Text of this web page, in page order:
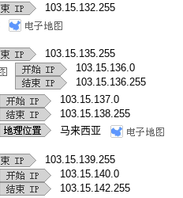
103.15.132.255
103.15.135.255
103.15.136.0
103.15.136.255
103.15.137.0
103.15.138.255
马来西亚
103.15.139.255
103.15.140.0
103.15.142.255